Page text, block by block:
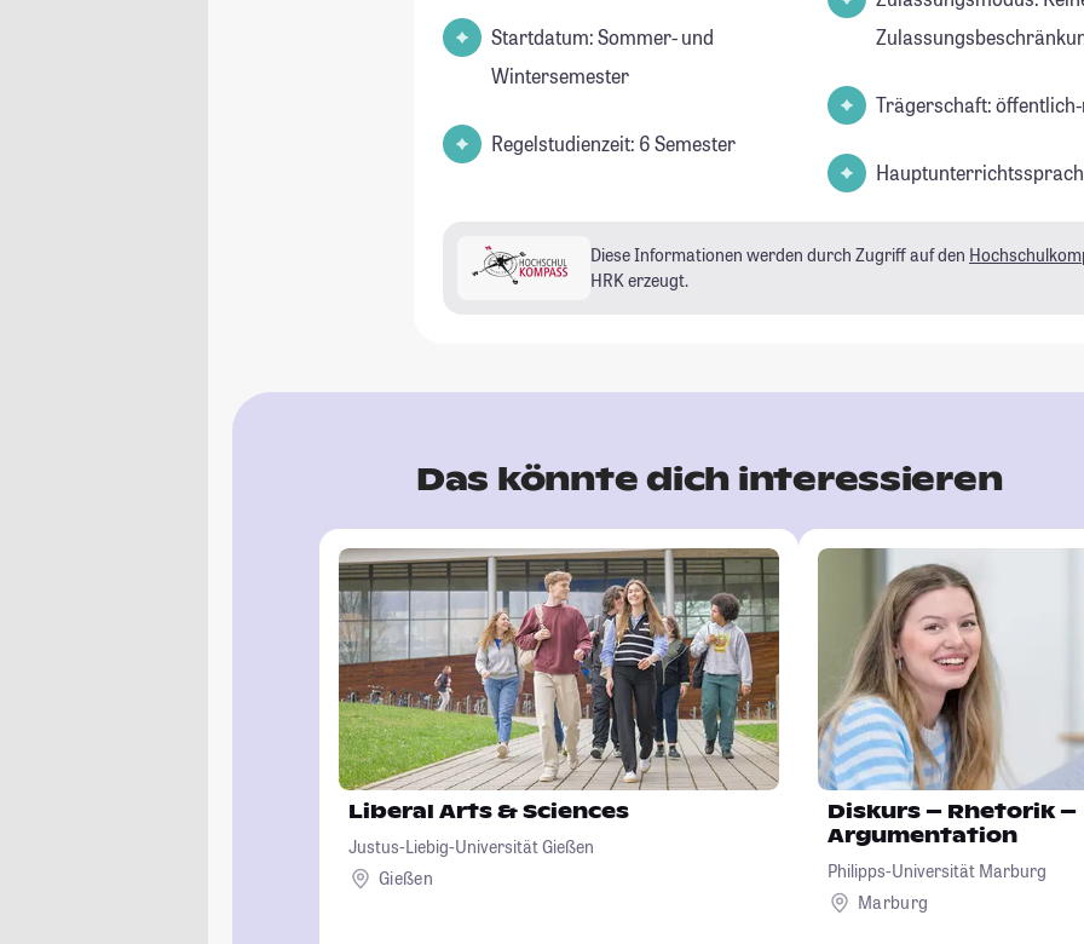
Startdatum: Sommer- und
Wintersemester
Regelstudienzeit: 6 Semester
Trägerschaft:
Diese Informationen werden durch Zugriff auf den
HRK erzeugt.
Das könnte dich interessieren
Liberal Arts & Sciences
Justus-Liebig-Universität Gießen
Gießen
Diskurs – Rhetorik –
Argumentation
Philipps-Universität Marburg
Marburg